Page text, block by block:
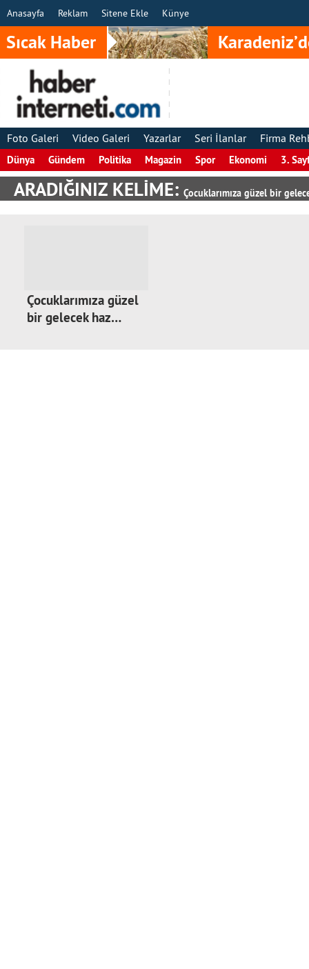
Anasayfa Reklam Sitene Ekle Künye
Sıcak Haber
Foto Galeri Video Galeri Yazarlar Seri İlanlar Firma
Dünya Gündem Politika Magazin Spor Ekonomi 3.
ARADIĞINIZ KELİME: Çocuklarımıza güzel bir
Çocuklarımıza güzel
bir gelecek haz…